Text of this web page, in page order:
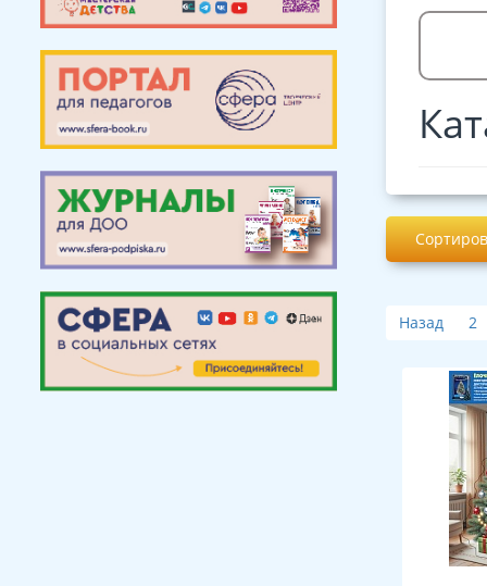
Назад 2